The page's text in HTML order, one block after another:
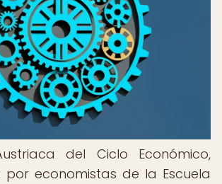
del Ciclo Económico,
economistas de la Escuela